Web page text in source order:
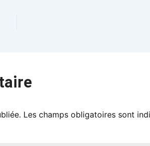
Les champs obligatoires sont